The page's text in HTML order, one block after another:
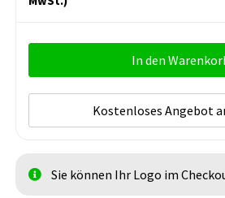
In den
Kostenloses Angebot
Sie können Ihr Logo im